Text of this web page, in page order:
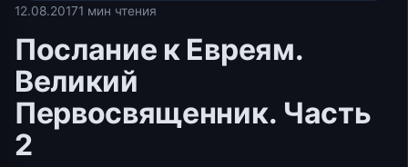
12.08.20171 мин чтения
Послание к Евреям.
Великий
Первосвященник. Часть
2